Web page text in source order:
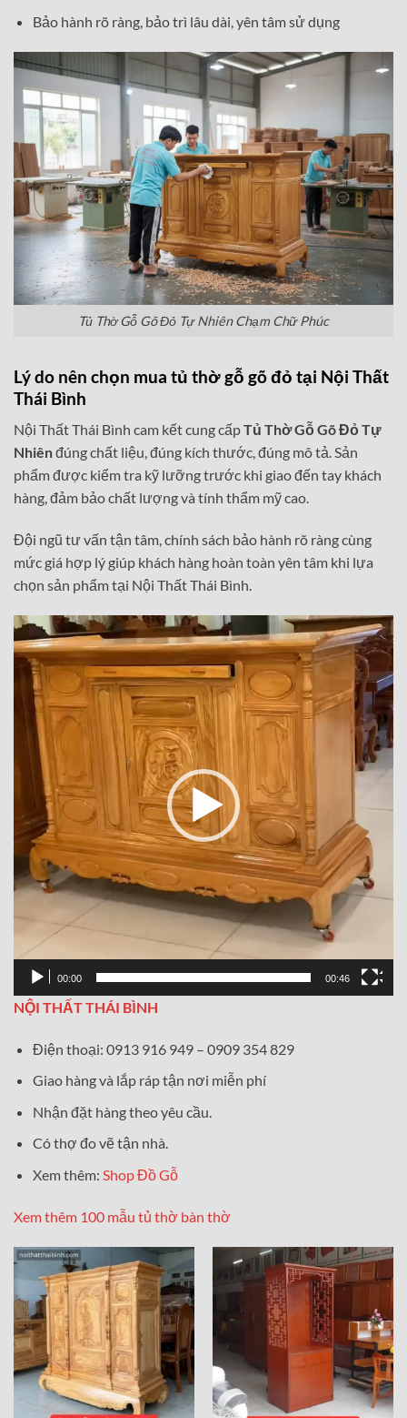
Bảo hành rõ ràng, bảo trì lâu dài, yên tâm sử dụng
Tủ Thờ Gỗ Gõ Đỏ Tự Nhiên Chạm Chữ Phúc
Lý do nên chọn mua tủ thờ gỗ gõ đỏ tại Nội Thất
Thái Bình
Nội Thất Thái Bình cam kết cung cấpTủ Thờ Gỗ Gõ Đỏ Tự
Nhiênđúng chất liệu, đúng kích thước, đúng mô tả. Sản
phẩm được kiểm tra kỹ lưỡng trước khi giao đến tay khách
hàng, đảm bảo chất lượng và tính thẩm mỹ cao.
Đội ngũ tư vấn tận tâm, chính sách bảo hành rõ ràng cùng
mức giá hợp lý giúp khách hàng hoàn toàn yên tâm khi lựa
chọn sản phẩm tại Nội Thất Thái Bình.
Trình
chơi
Video
00:00 00:46
NỘI THẤT THÁI BÌNH
Điện thoại: 0913 916 949 – 0909 354 829
Giao hàng và lắp ráp tận nơi miễn phí
Nhận đặt hàng theo yêu cầu.
Có thợ đo vẽ tận nhà.
Xem thêm: Shop Đồ Gỗ
Xem thêm 100 mẫu tủ thờ bàn thờ